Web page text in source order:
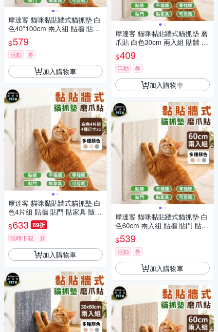
摩達客 貓咪黏貼牆式貓抓墊 白
色40*100cm 兩入組 貼牆 貼門
貼家具 隨處可貼附背膠 可剪
裁 不易殘膠 不易傷牆
$579
活動 券
加入購物車
摩達客 貓咪黏貼牆式貓抓墊 白
色4片組 貼牆 貼門 貼家具 隨處
可貼附背膠 可剪裁 不易殘膠 不
易傷牆
$633 89折
限時下殺 券
加入購物車
摩達客 貓咪黏貼牆式貓抓墊 磨
爪貼 白色30cm 兩入組 貼牆 貼
門 貼家具 隨處可貼附背膠 可剪
裁 不易殘膠 不易傷牆
$409
活動 券
加入購物車
摩達客 貓咪黏貼牆式貓抓墊 白
色60cm 兩入組 貼牆 貼門 貼家
具 隨處可貼附背膠 可剪裁 不易
殘膠 不易傷牆
$539
活動 券
加入購物車